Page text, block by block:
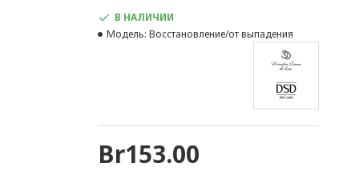
Br153.00
В НАЛИЧИИ
Модель: Восстановление/от выпадения